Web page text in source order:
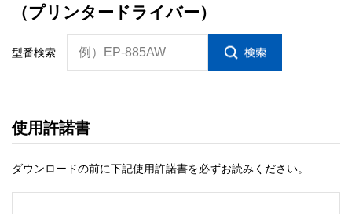
（プリンタードライバー）
型番検索 例）EP-885AW
使用許諾書
ダウンロードの前に下記使用許諾書を必ずお読みください。